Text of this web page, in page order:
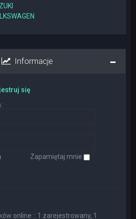
Informacje
się
Zapamiętaj mnie
online :: 1 zarejestrowany, 1